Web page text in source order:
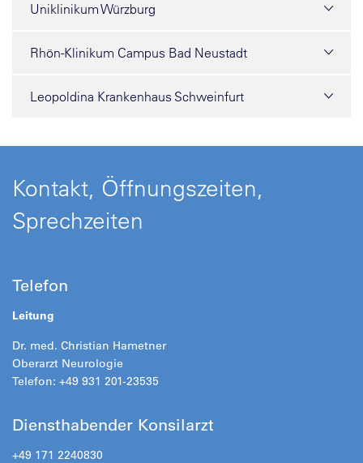
Uniklinikum Würzburg
Rhön-Klinikum Campus Bad Neustadt
Leopoldina Krankenhaus Schweinfurt
Kontakt, Öffnungszeiten,
Sprechzeiten
Telefon
Leitung
Dr. med. Christian Hametner
Oberarzt Neurologie
Telefon: +49 931 201-23535
Diensthabender Konsilarzt
+49 171 2240830